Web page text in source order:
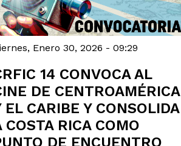
Enero 30, 2026 - 09:29
14 CONVOCA AL
DE CENTROAMÉRICA
EL CARIBE Y CONSOLIDA
COSTA RICA COMO
DE ENCUENTRO